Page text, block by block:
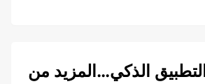
الذكي…المزيد من